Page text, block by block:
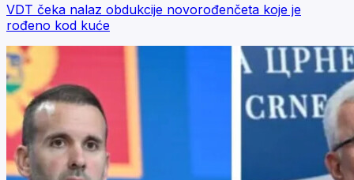
VDT čeka nalaz obdukcije novorođenčeta koje je
rođeno kod kuće